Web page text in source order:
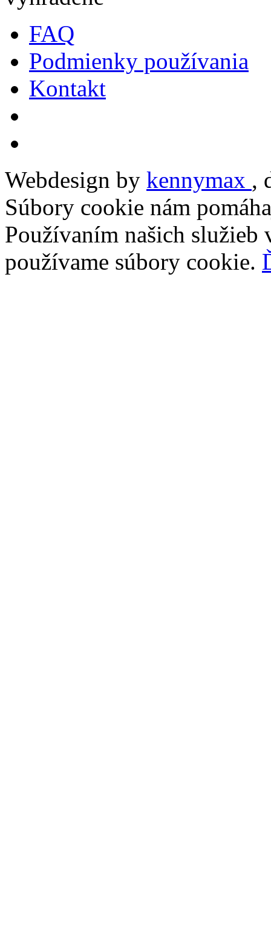
FAQ
Podmienky používania
Kontakt
Webdesign by kennymax ,
Súbory cookie nám
Používaním našich služieb
používame súbory cookie.